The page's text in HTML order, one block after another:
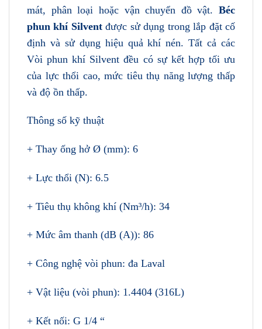
mát, phân loại hoặc vận chuyển đồ vật. Béc
phun khí Silventđược sử dụng trong lắp đặt cố
định và sử dụng hiệu quả khí nén. Tất cả các
Vòi phun khí Silvent đều có sự kết hợp tối ưu
của lực thổi cao, mức tiêu thụ năng lượng thấp
và độ ồn thấp.
Thông số kỹ thuật
+ Thay ống hở Ø (mm): 6
+ Lực thổi (N): 6.5
+ Tiêu thụ không khí (Nm³/h): 34
+ Mức âm thanh (dB (A)): 86
+ Công nghệ vòi phun: đa Laval
+ Vật liệu (vòi phun): 1.4404 (316L)
+ Kết nối: G 1/4 “